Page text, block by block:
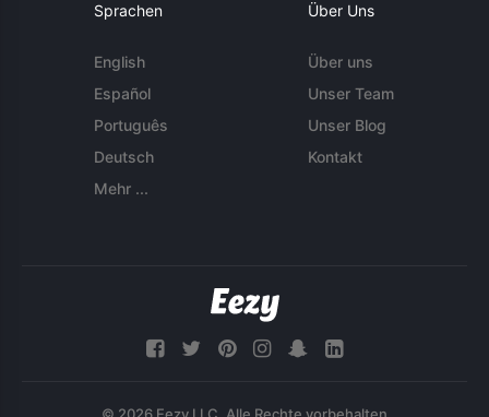
Sprachen
English
Español
Português
Deutsch
Mehr ...
Über Uns
Über uns
Unser Team
Unser Blog
Kontakt